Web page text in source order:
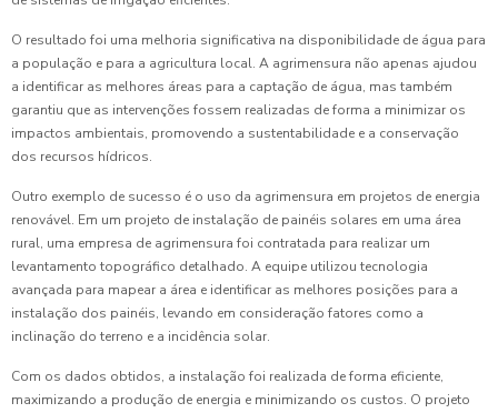
O resultado foi uma melhoria significativa na disponibilidade de água para
a população e para a agricultura local. A agrimensura não apenas ajudou
a identificar as melhores áreas para a captação de água, mas também
garantiu que as intervenções fossem realizadas de forma a minimizar os
impactos ambientais, promovendo a sustentabilidade e a conservação
dos recursos hídricos.
Outro exemplo de sucesso é o uso da agrimensura em projetos de energia
renovável. Em um projeto de instalação de painéis solares em uma área
rural, uma empresa de agrimensura foi contratada para realizar um
levantamento topográfico detalhado. A equipe utilizou tecnologia
avançada para mapear a área e identificar as melhores posições para a
instalação dos painéis, levando em consideração fatores como a
inclinação do terreno e a incidência solar.
Com os dados obtidos, a instalação foi realizada de forma eficiente,
maximizando a produção de energia e minimizando os custos. O projeto